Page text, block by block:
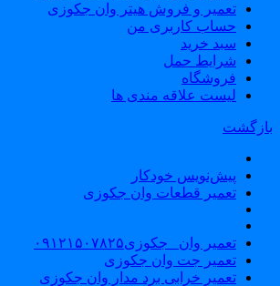
تعمیر و فروش هیتر وان جکوزی
حساب کاربری من
سبد خرید
شرایط حمل
فروشگاه
لیست علاقه مندی ها
پیش‌نویس خودکار
تعمیر قطعات وان جکوزی
تعمیر وان _جکوزی۰۹۱۲۱۵۰۷۸۲۵
تعمیر جت وان جکوزی
تعمیر خرابی برد مدار وان جکوزی